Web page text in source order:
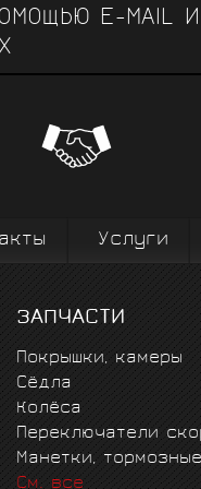
E-MAIL
от всемирно
себя на всех
Услуги
ЗАПЧАСТИ
Покрышки, камеры
Сёдла
Колёса
Переключатели
Манетки,
См. все